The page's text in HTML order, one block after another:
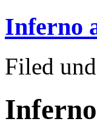
Inferno
Filed